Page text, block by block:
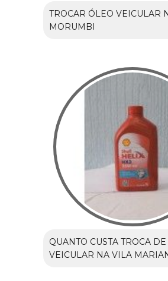
TROCAR ÓLEO VEICULAR
MORUMBI
QUANTO CUSTA TROCA
VEICULAR NA VILA